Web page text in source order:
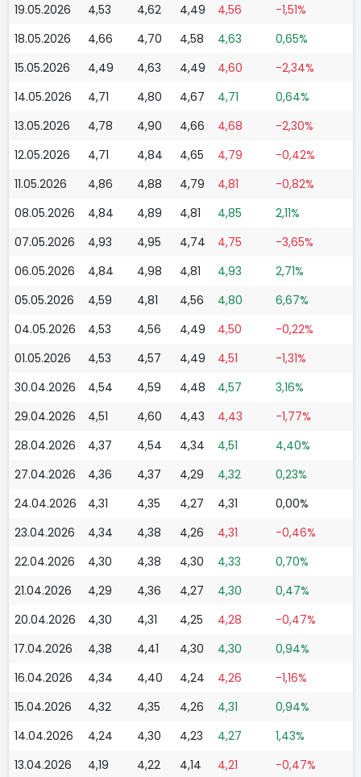
19.05.2026 4,53 4,62 4,49 4,56
-1,51%
18.05.2026
4,66 4,70 4,58 4,63
0,65%
15.05.2026
4,49 4,63 4,49 4,60
-2,34%
14.05.2026
4,71 4,80 4,67 4,71
0,64%
13.05.2026
4,78 4,90 4,66 4,68
-2,30%
12.05.2026
4,71 4,84 4,65 4,79
-0,42%
11.05.2026
4,86 4,88 4,79 4,81
-0,82%
08.05.2026
4,84 4,89 4,81 4,85
2,11%
07.05.2026
4,93 4,95 4,74 4,75
-3,65%
06.05.2026
4,84 4,98 4,81 4,93
2,71%
05.05.2026
4,59 4,81 4,56 4,80
6,67%
04.05.2026
4,53 4,56 4,49 4,50
-0,22%
01.05.2026
4,53 4,57 4,49 4,51
-1,31%
30.04.2026
4,54 4,59 4,48 4,57
3,16%
29.04.2026
4,51 4,60 4,43 4,43
-1,77%
28.04.2026
4,37 4,54 4,34 4,51
4,40%
27.04.2026
4,36 4,37 4,29 4,32
0,23%
24.04.2026
4,31 4,35 4,27 4,31
0,00%
23.04.2026
4,34 4,38 4,26 4,31
-0,46%
22.04.2026
4,30 4,38 4,30 4,33
0,70%
21.04.2026
4,29 4,36 4,27 4,30
0,47%
20.04.2026
4,30 4,31 4,25 4,28
-0,47%
17.04.2026
4,38 4,41 4,30 4,30
0,94%
16.04.2026
4,34 4,40 4,24 4,26
-1,16%
15.04.2026
4,32 4,35 4,26 4,31
0,94%
14.04.2026
4,24 4,30 4,23 4,27
1,43%
13.04.2026
4,19 4,22 4,14 4,21
-0,47%